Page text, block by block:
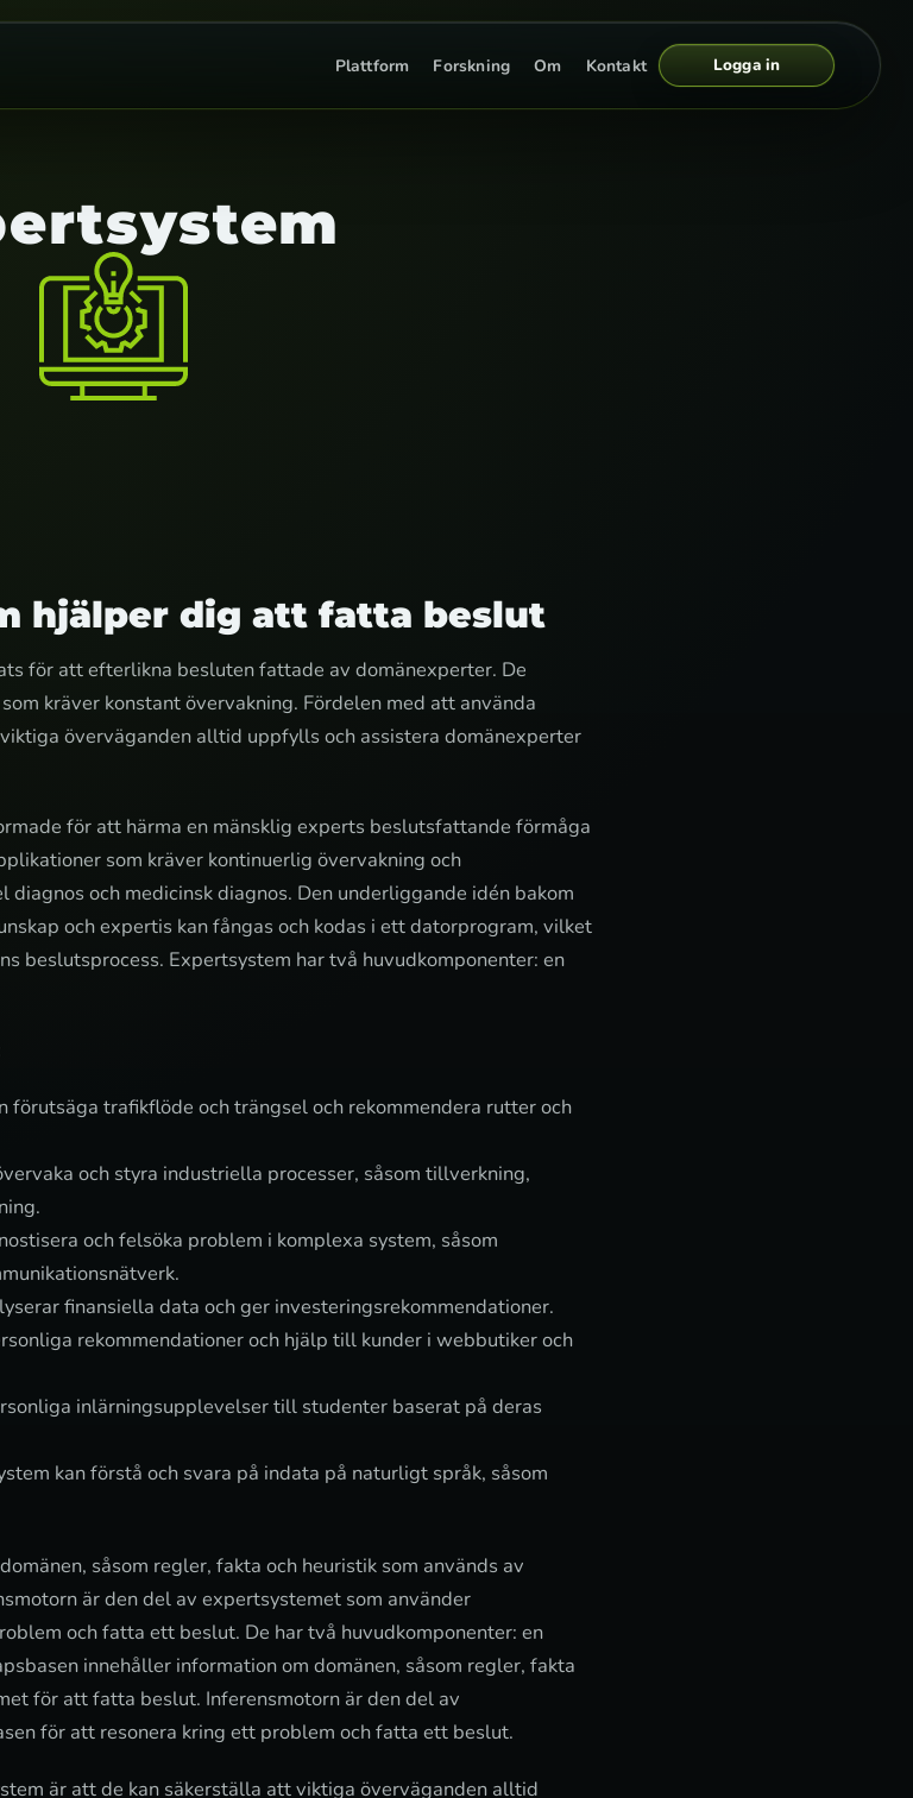
Plattform Forskning Om Kontakt Logga in
hjälper dig att fatta beslut
för att efterlikna besluten fattade av domänexperter. De
kräver konstant övervakning. Fördelen med att använda
överväganden alltid uppfylls och assistera domänexperter
för att härma en mänsklig experts beslutsfattande förmåga
som kräver kontinuerlig övervakning och
och medicinsk diagnos. Den underliggande idén bakom
och expertis kan fångas och kodas i ett datorprogram, vilket
beslutsprocess. Expertsystem har två huvudkomponenter: en
förutsäga trafikflöde och trängsel och rekommendera rutter och
och styra industriella processer, såsom tillverkning,
och felsöka problem i komplexa system, såsom
finansiella data och ger investeringsrekommendationer.
rekommendationer och hjälp till kunder i webbutiker och
inlärningsupplevelser till studenter baserat på deras
kan förstå och svara på indata på naturligt språk, såsom
såsom regler, fakta och heuristik som används av
är den del av expertsystemet som använder
och fatta ett beslut. De har två huvudkomponenter: en
innehåller information om domänen, såsom regler, fakta
för att fatta beslut. Inferensmotorn är den del av
för att resonera kring ett problem och fatta ett beslut.
är att de kan säkerställa att viktiga överväganden alltid